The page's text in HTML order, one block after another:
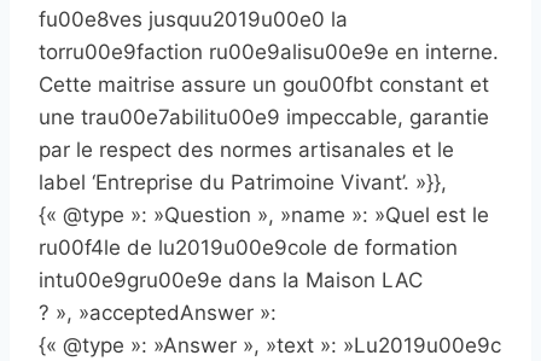
fu00e8ves jusquu2019u00e0 la
torru00e9faction ru00e9alisu00e9e en interne.
Cette maitrise assure un gou00fbt constant et
une trau00e7abilitu00e9 impeccable, garantie
par le respect des normes artisanales et le
label ‘Entreprise du Patrimoine Vivant’. »}},
{« @type »: »Question », »name »: »Quel est le
ru00f4le de lu2019u00e9cole de formation
intu00e9gru00e9e dans la Maison LAC
? », »acceptedAnswer »:
{« @type »: »Answer », »text »: »Lu2019u00e9c